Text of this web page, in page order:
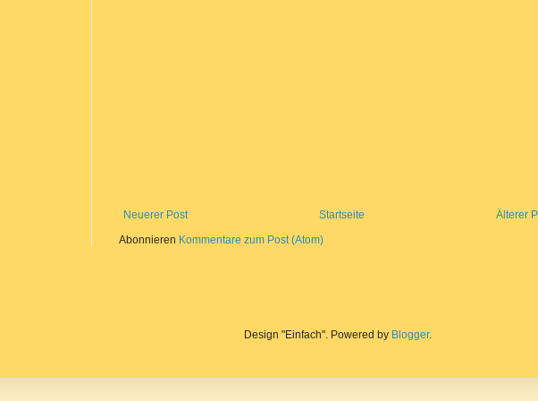
Neuerer Post Älterer
Startseite
Abonnieren Kommentare zum Post (Atom)
Design "Einfach". Powered by Blogger.